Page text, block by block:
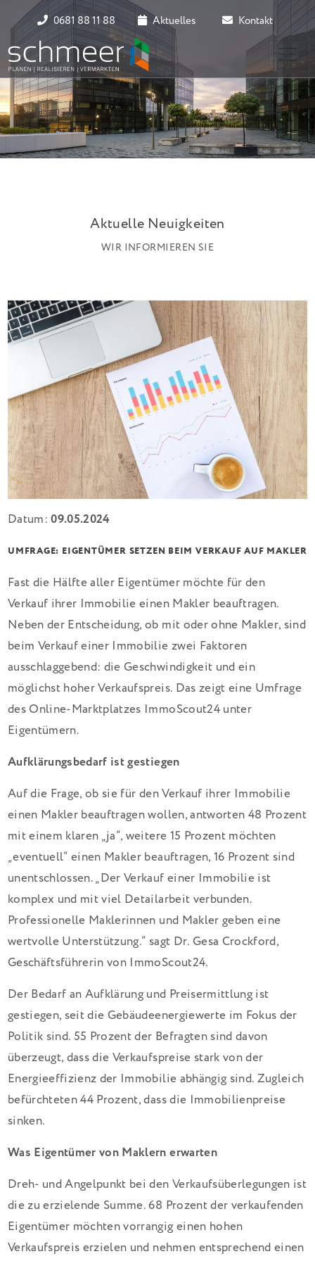
0681 88 11 88 Aktuelles Kontakt
Aktuelle Neuigkeiten
WIR INFORMIEREN SIE
Datum:09.05.2024
UMFRAGE: EIGENTÜMER SETZEN BEIM VERKAUF AUF MAKLER
Fast die Hälfte aller Eigentümer möchte für den
Verkauf ihrer Immobilie einen Makler beauftragen.
Neben der Entscheidung, ob mit oder ohne Makler, sind
beim Verkauf einer Immobilie zwei Faktoren
ausschlaggebend: die Geschwindigkeit und ein
möglichst hoher Verkaufspreis. Das zeigt eine Umfrage
des Online-Marktplatzes ImmoScout24 unter
Eigentümern.
Aufklärungsbedarf ist gestiegen
Auf die Frage, ob sie für den Verkauf ihrer Immobilie
einen Makler beauftragen wollen, antworten 48 Prozent
mit einem klaren „ja“, weitere 15 Prozent möchten
„eventuell“ einen Makler beauftragen, 16 Prozent sind
unentschlossen. „Der Verkauf einer Immobilie ist
komplex und mit viel Detailarbeit verbunden.
Professionelle Maklerinnen und Makler geben eine
wertvolle Unterstützung.” sagt Dr. Gesa Crockford,
Geschäftsführerin von ImmoScout24.
Der Bedarf an Aufklärung und Preisermittlung ist
gestiegen, seit die Gebäudeenergiewerte im Fokus der
Politik sind. 55 Prozent der Befragten sind davon
überzeugt, dass die Verkaufspreise stark von der
Energieeffizienz der Immobilie abhängig sind. Zugleich
befürchteten 44 Prozent, dass die Immobilienpreise
sinken.
Was Eigentümer von Maklern erwarten
Dreh- und Angelpunkt bei den Verkaufsüberlegungen ist
die zu erzielende Summe. 68 Prozent der verkaufenden
Eigentümer möchten vorrangig einen hohen
Verkaufspreis erzielen und nehmen entsprechend einen